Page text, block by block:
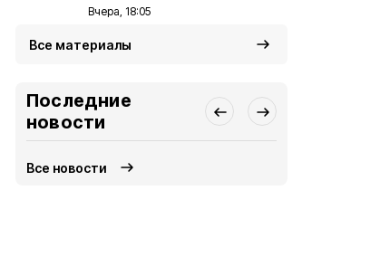
Вчера, 18:05
Все материалы
Последние
новости
Все новости